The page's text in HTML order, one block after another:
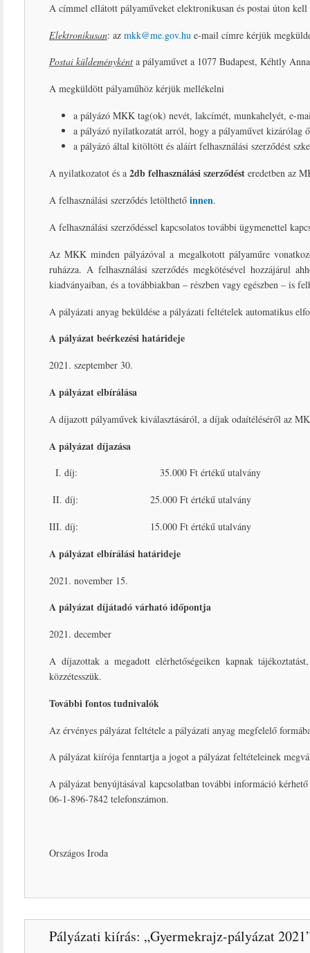
A címmel ellátott pályaműveket elektronikusan és postai úton
Elektronikusan: az mkk@me.gov.hu e-mail címre kérjük
Postai küldeményként a pályaművet a 1077 Budapest, Kéhtly
A megküldött pályaműhöz kérjük mellékelni
a pályázó MKK tag(ok) nevét, lakcímét, munkahelyét, e-
a pályázó nyilatkozatát arról, hogy a pályaművet kizárólag
a pályázó által kitöltött és aláírt felhasználási szerződést
A nyilatkozatot és a 2db felhasználási szerződést eredetben az
A felhasználási szerződés letölthető innen.
A felhasználási szerződéssel kapcsolatos további ügymenettel
Az MKK minden pályázóval a megalkotott pályaműre
ruházza. A felhasználási szerződés megkötésével hozzájárul
kiadványaiban, és a továbbiakban – részben vagy egészben – is
A pályázati anyag beküldése a pályázati feltételek automatikus
A pályázat beérkezési határideje
2021. szeptember 30.
A pályázat elbírálása
A díjazott pályaművek kiválasztásáról, a díjak odaítéléséről az
A pályázat díjazása
I. díj: 35.000 Ft értékű utalvány
II. díj: 25.000 Ft értékű utalvány
III. díj: 15.000 Ft értékű utalvány
A pályázat elbírálási határideje
2021. november 15.
A pályázat díjátadó várható időpontja
2021. december
A díjazottak a megadott elérhetőségeiken kapnak
közzétesszük.
További fontos tudnivalók
Az érvényes pályázat feltétele a pályázati anyag megfelelő
A pályázat kiírója fenntartja a jogot a pályázat feltételeinek
A pályázat benyújtásával kapcsolatban további információ
06-1-896-7842 telefonszámon.
Országos Iroda
Pályázati kiírás: „Gyermekrajz-pályázat